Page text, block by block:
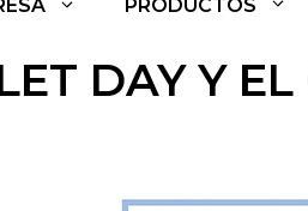
PRODUCTOS
DAY Y